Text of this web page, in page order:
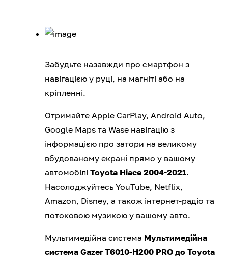
Забудьте назавжди про смартфон з
навігацією у руці, на магніті або на
кріпленні.
Отримайте Apple CarPlay, Android Auto,
Google Maps та Wase навігацію з
інформацією про затори на великому
вбудованому екрані прямо у вашому
автомобілі Toyota Hiace 2004-2021.
Насолоджуйтесь YouTube, Netflix,
Amazon, Disney, а також інтернет-радіо та
потоковою музикою у вашому авто.
Мультимедійна система Мультимедійна
система Gazer T6010-H200 PRO до Toyota